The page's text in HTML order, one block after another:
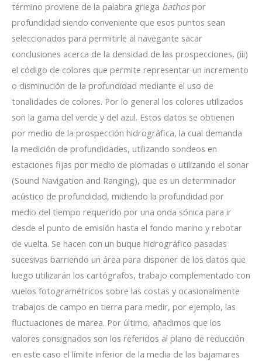
término proviene de la palabra griega bathospor
profundidad siendo conveniente que esos puntos sean
seleccionados para permitirle al navegante sacar
conclusiones acerca de la densidad de las prospecciones, (iii)
el código de colores que permite representar un incremento
o disminución de la profundidad mediante el uso de
tonalidades de colores. Por lo general los colores utilizados
son la gama del verde y del azul. Estos datos se obtienen
por medio de la prospección hidrográfica, la cual demanda
la medición de profundidades, utilizando sondeos en
estaciones fijas por medio de plomadas o utilizando el sonar
(Sound Navigation and Ranging), que es un determinador
acústico de profundidad, midiendo la profundidad por
medio del tiempo requerido por una onda sónica para ir
desde el punto de emisión hasta el fondo marino y rebotar
de vuelta. Se hacen con un buque hidrográfico pasadas
sucesivas barriendo un área para disponer de los datos que
luego utilizarán los cartógrafos, trabajo complementado con
vuelos fotogramétricos sobre las costas y ocasionalmente
trabajos de campo en tierra para medir, por ejemplo, las
fluctuaciones de marea. Por último, añadimos que los
valores consignados son los referidos al plano de reducción
en este caso el límite inferior de la media de las bajamares